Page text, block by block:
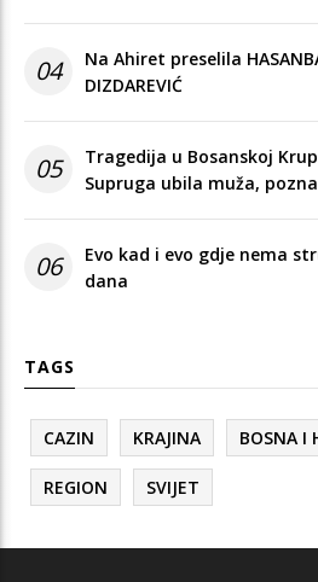
04
Na Ahiret preselila
DIZDAREVIĆ
05
Tragedija u Bosanskoj
Supruga ubila muža,
06
Evo kad i evo gdje nema
dana
TAGS
CAZIN KRAJINA BOSNA I
REGION SVIJET